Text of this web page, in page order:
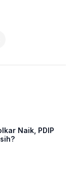
Naik, PDIP